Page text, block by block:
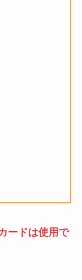
ードは使用で